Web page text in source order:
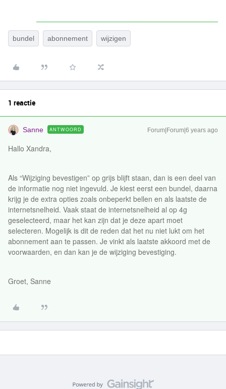
bundel abonnement wijzigen
1 reactie
Sanne ANTWOORD Forum|Forum|6 years ago
Hallo Xandra,
Als “Wijziging bevestigen” op grijs blijft staan, dan is een deel van
de informatie nog niet ingevuld. Je kiest eerst een bundel, daarna
krijg je de extra opties zoals onbeperkt bellen en als laatste de
internetsnelheid. Vaak staat de internetsnelheid al op 4g
geselecteerd, maar het kan zijn dat je deze apart moet
selecteren. Mogelijk is dit de reden dat het nu niet lukt om het
abonnement aan te passen. Je vinkt als laatste akkoord met de
voorwaarden, en dan kan je de wijziging bevestiging.
Groet, Sanne